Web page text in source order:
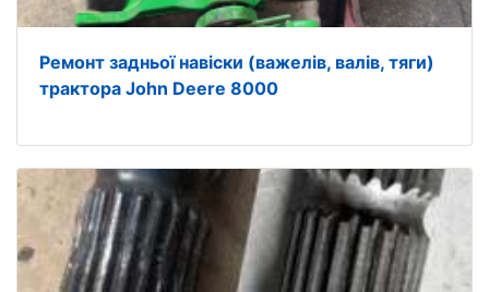
Ремонт задньої навіски (важелів, валів, тяги)
трактора John Deere 8000